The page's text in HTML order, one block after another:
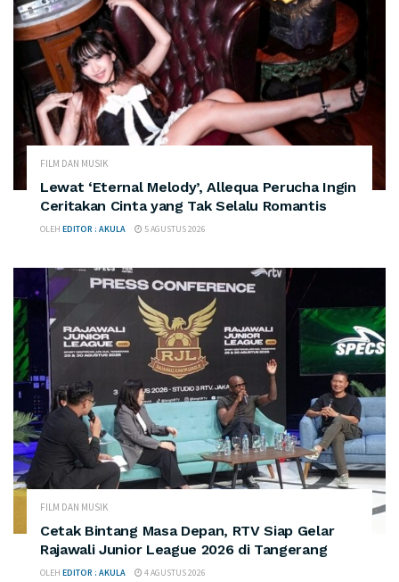
FILM DAN MUSIK
Lewat ‘Eternal Melody’, Allequa Perucha Ingin
Ceritakan Cinta yang Tak Selalu Romantis
OLEH EDITOR : AKULA 5 AGUSTUS 2026
FILM DAN MUSIK
Cetak Bintang Masa Depan, RTV Siap Gelar
Rajawali Junior League 2026 di Tangerang
OLEH EDITOR : AKULA 4 AGUSTUS 2026